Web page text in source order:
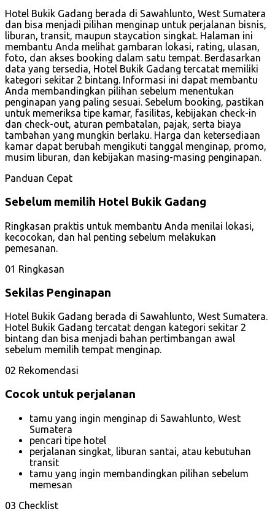
Hotel Bukik Gadang berada di Sawahlunto, West Sumatera
dan bisa menjadi pilihan menginap untuk perjalanan bisnis,
liburan, transit, maupun staycation singkat. Halaman ini
membantu Anda melihat gambaran lokasi, rating, ulasan,
foto, dan akses booking dalam satu tempat. Berdasarkan
data yang tersedia, Hotel Bukik Gadang tercatat memiliki
kategori sekitar 2 bintang. Informasi ini dapat membantu
Anda membandingkan pilihan sebelum menentukan
penginapan yang paling sesuai. Sebelum booking, pastikan
untuk memeriksa tipe kamar, fasilitas, kebijakan check-in
dan check-out, aturan pembatalan, pajak, serta biaya
tambahan yang mungkin berlaku. Harga dan ketersediaan
kamar dapat berubah mengikuti tanggal menginap, promo,
musim liburan, dan kebijakan masing-masing penginapan.
Panduan Cepat
Sebelum memilih Hotel Bukik Gadang
Ringkasan praktis untuk membantu Anda menilai lokasi,
kecocokan, dan hal penting sebelum melakukan
pemesanan.
01 Ringkasan
Sekilas Penginapan
Hotel Bukik Gadang berada di Sawahlunto, West Sumatera.
Hotel Bukik Gadang tercatat dengan kategori sekitar 2
bintang dan bisa menjadi bahan pertimbangan awal
sebelum memilih tempat menginap.
02 Rekomendasi
Cocok untuk perjalanan
tamu yang ingin menginap di Sawahlunto, West
Sumatera
pencari tipe hotel
perjalanan singkat, liburan santai, atau kebutuhan
transit
tamu yang ingin membandingkan pilihan sebelum
memesan
03 Checklist